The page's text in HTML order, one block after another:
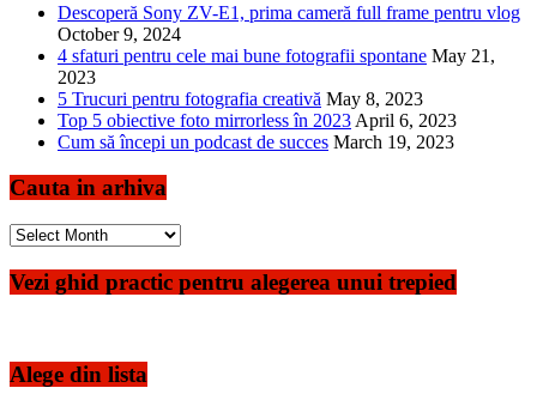
Descoperă Sony ZV-E1, prima cameră full frame pentru vlog
October 9, 2024
4 sfaturi pentru cele mai bune fotografii spontane May 21,
2023
5 Trucuri pentru fotografia creativă May 8, 2023
Top 5 obiective foto mirrorless în 2023 April 6, 2023
Cum să începi un podcast de succes March 19, 2023
Cauta in arhiva
Cauta
arhiva
Vezi ghid practic pentru alegerea unui trepied
Alege din lista